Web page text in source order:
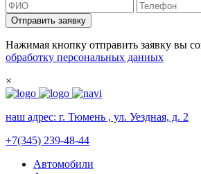
Отправить заявку
Нажимая кнопку отправить заявку вы
обработку персональных данных
×
наш адрес: г. Тюмень , ул. Уездная, д. 2
+7(345) 239-48-44
Автомобили